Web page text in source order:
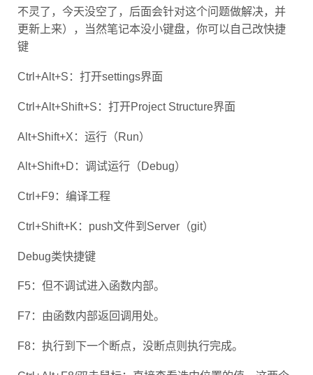
不灵了，今天没空了，后面会针对这个问题做解决，并
更新上来），当然笔记本没小键盘，你可以自己改快捷
键
Ctrl+Alt+S：打开settings界面
Ctrl+Alt+Shift+S：打开Project Structure界面
Alt+Shift+X：运行（Run）
Alt+Shift+D：调试运行（Debug）
Ctrl+F9：编译工程
Ctrl+Shift+K：push文件到Server（git）
Debug类快捷键
F5：但不调试进入函数内部。
F7：由函数内部返回调用处。
F8：执行到下一个断点，没断点则执行完成。